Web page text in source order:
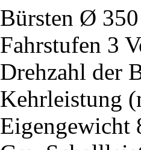
Bürsten Ø
Fahrstufen 3
Drehzahl der
Kehrleistung
Eigengewicht